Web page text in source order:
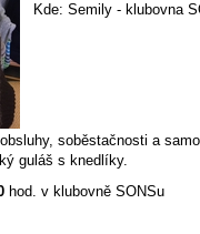
Kde: Semily - klubovna
soběstačnosti a
guláš s knedlíky.
hod. v klubovně SONSu